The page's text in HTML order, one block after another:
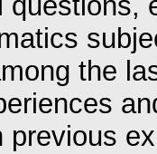
the
previous